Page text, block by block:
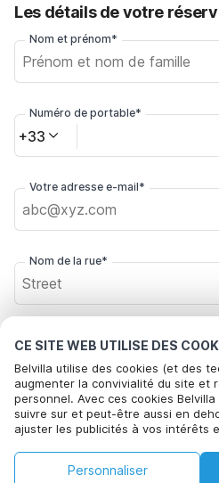
CE SITE WEB UTILISE DES
Belvilla utilise des cookies (et des
augmenter la convivialité du site et
personnel. Avec ces cookies
suivre sur et peut-être aussi en
ajuster les publicités à vos intérêts
Accepter, vous acceptez de le faire.
être trouvées dans notre
politique
Personnaliser
Les détails de votre
Nom et prénom*
Numéro de portable*
+33
Votre adresse e-mail*
Nom de la rue*
Cliquez ici pour vous
€223